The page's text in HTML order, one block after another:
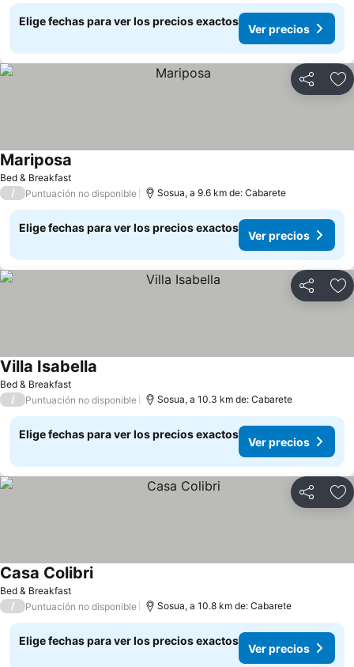
Elige fechas para ver los precios exactos
Ver precios
Compartir
Bed & Breakfast
Mariposa
/ Puntuación no disponible Sosua, a 9.6 km de: Cabarete
Elige fechas para ver los precios exactos
Ver precios
Compartir
Bed & Breakfast
Villa Isabella
/ Puntuación no disponible Sosua, a 10.3 km de: Cabarete
Elige fechas para ver los precios exactos
Ver precios
Compartir
Bed & Breakfast
Casa ColibriVer precios
/ Puntuación no disponible Sosua, a 10.8 km de: Cabarete
Elige fechas para ver los precios exactos
Ver precios